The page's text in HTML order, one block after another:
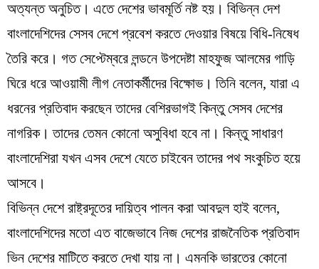
অত্যন্ত অনুচিত। এতে দেশের ভাবমূর্তি নষ্ট হয়। বিভিন্ন দেশ
বাংলাদেশিদের সেসব দেশে প্রবেশ করতে দেওয়ার বিষয়ে বিধি-নিষেধ
তৈরি করে। গত সেপ্টেম্বরে লন্ডনে উপদেষ্টা মাহফুজ আলমের গাড়ি
ঘিরে ধরে আওয়ামী লীগ নেতাকর্মীদের বিক্ষোভ। তিনি বলেন, যারা এ
ধরনের প্রতিবাদ করছেন তাদের বেশিরভাগই কিন্তু সেসব দেশের
নাগরিক। তাদের তেমন কোনো অসুবিধা হবে না। কিন্তু সাধারণ
বাংলাদেশিরা যখন এসব দেশে যেতে চাইবেন তাদের পথ সংকুচিত হয়ে
আসবে।
বিভিন্ন দেশে রাষ্ট্রদূতের দায়িত্ব পালন করা আবদুল হাই বলেন,
বাংলাদেশিদের মতো এত বাজেভাবে নিজ দেশের রাজনৈতিক প্রতিবাদ
ভিন দেশের মাটিতে করতে দেখা যায় না। এমনকি ভারতের কোনো